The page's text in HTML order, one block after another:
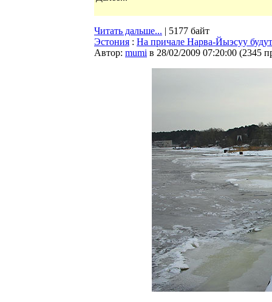
Читать дальше... | 5177 байт
Эстония : На причале Нарва-Йыэсуу
Автор: mumi в 28/02/2009 07:20:00 (2345